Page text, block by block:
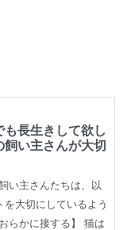
長生きして欲し
飼い主さんが大切
い主さんたちは、以
大切にしているよう
らかに接する】 猫は